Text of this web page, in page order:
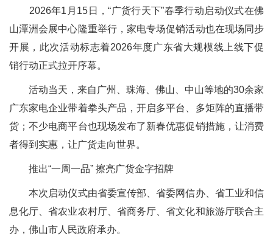
2026年1月15日，“广货行天下”春季行动启动仪式在佛
山潭洲会展中心隆重举行，家电专场促销活动也在现场同步
开展，此次活动标志着2026年度广东省大规模线上线下促
销行动正式拉开序幕。
活动当天，来自广州、珠海、佛山、中山等地的30余家
广东家电企业带着拳头产品，开启多平台、多矩阵的直播带
货；不少电商平台也现场发布了新春优惠促销措施，让消费
者得到实惠，让广货走向世界。
推出“一周一品” 擦亮广货金字招牌
本次启动仪式由省委宣传部、省委网信办、省工业和信
息化厅、省农业农村厅、省商务厅、省文化和旅游厅联合主
办，佛山市人民政府承办。